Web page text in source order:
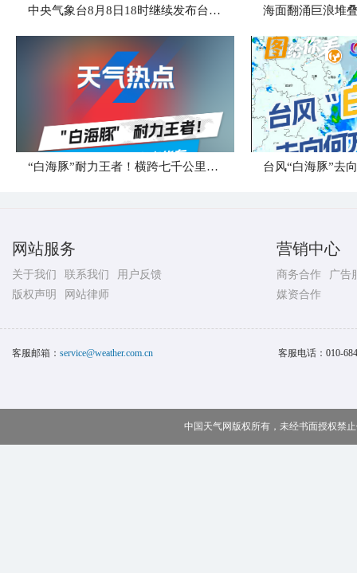
中央气象台8月8日18时继续发布台风橙色预警 海面翻涌巨浪堆
“白海豚”耐力王者！横跨七千公里直奔华东 台风“白海豚”去
网站服务
关于我们 联系我们
用户反馈
版权声明
网站律师
营销中心
商务合作
广告
媒资合作
客服邮箱： service@weather.com.cn 客服电话： 010-
中国天气网版权所有，未经书面授权